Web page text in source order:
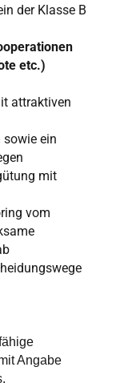
der Klasse B
etc.)
attraktiven
ein
mit
vom
Angabe